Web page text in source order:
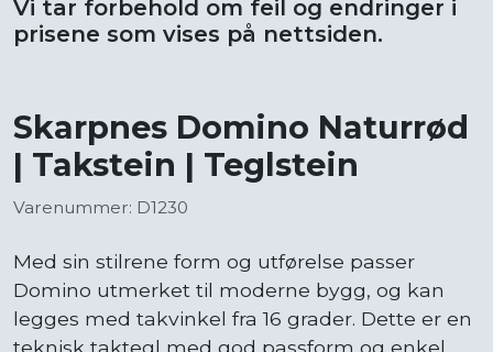
Vi tar forbehold om feil og endringer i
prisene som vises på nettsiden.
Skarpnes Domino Naturrød
| Takstein | Teglstein
Varenummer: D1230
Med sin stilrene form og utførelse passer
Domino utmerket til moderne bygg, og kan
legges med takvinkel fra 16 grader. Dette er en
teknisk taktegl med god passform og enkel